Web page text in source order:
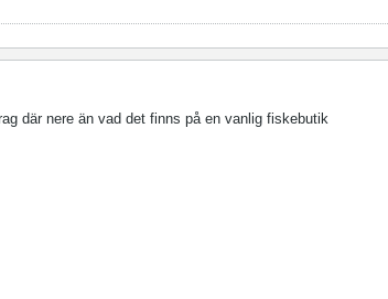
där nere än vad det finns på en vanlig fiskebutik